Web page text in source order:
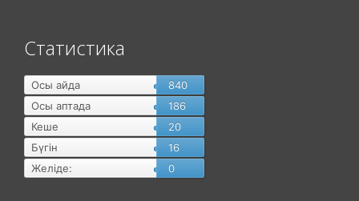
Статистика
Осы айда
840
Осы аптада
186
Кеше
20
Бүгін
16
Желіде:
0